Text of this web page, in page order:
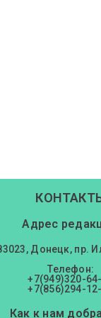
Адрес
Донецк, пр.
Телефон:
+7(949)320-
+7(856)294-
Как к нам